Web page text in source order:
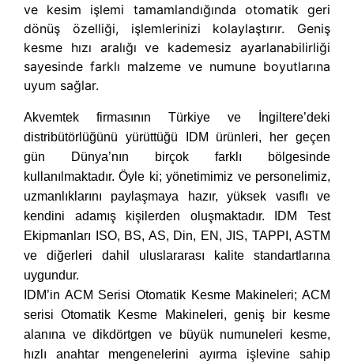
ve kesim işlemi tamamlandığında otomatik geri
dönüş özelliği, işlemlerinizi kolaylaştırır. Geniş
kesme hızı aralığı ve kademesiz ayarlanabilirliği
sayesinde farklı malzeme ve numune boyutlarına
uyum sağlar.
Akvemtek firmasının Türkiye ve İngiltere’deki
distribütörlüğünü yürüttüğü IDM ürünleri, her geçen
gün Dünya’nın birçok farklı bölgesinde
kullanılmaktadır. Öyle ki; yönetimimiz ve personelimiz,
uzmanlıklarını paylaşmaya hazır, yüksek vasıflı ve
kendini adamış kişilerden oluşmaktadır. IDM Test
Ekipmanları ISO, BS, AS, Din, EN, JIS, TAPPI, ASTM
ve diğerleri dahil uluslararası kalite standartlarına
uygundur.
IDM’in ACM Serisi Otomatik Kesme Makineleri; ACM
serisi Otomatik Kesme Makineleri, geniş bir kesme
alanına ve dikdörtgen ve büyük numuneleri kesme,
hızlı anahtar mengenelerini ayırma işlevine sahip